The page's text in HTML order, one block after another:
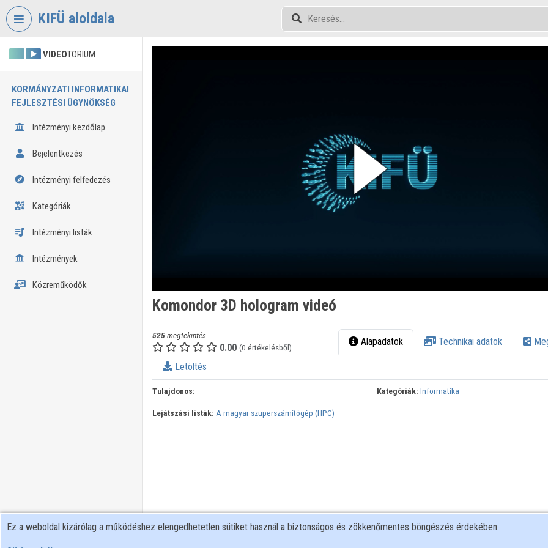
Fejléc kihagyása
KIFÜ aloldala
VIDEOTORIUM
KORMÁNYZATI INFORMATIKAI
FEJLESZTÉSI ÜGYNÖKSÉG
Intézményi kezdőlap
Bejelentkezés
Intézményi felfedezés
Kategóriák
Intézményi listák
Intézmények
Közreműködők
Komondor 3D hologram videó
525megtekintés
0.00 (0 értékelésből) Alapadatok Technikai adatok
Letöltés
Tulajdonos: Kategóriák: Informatika
Lejátszási listák: A magyar szuperszámítógép (HPC)
Ez a weboldal kizárólag a működéshez elengedhetetlen sütiket használ a biztonságos és zökkenőmentes böngészés érdekében.